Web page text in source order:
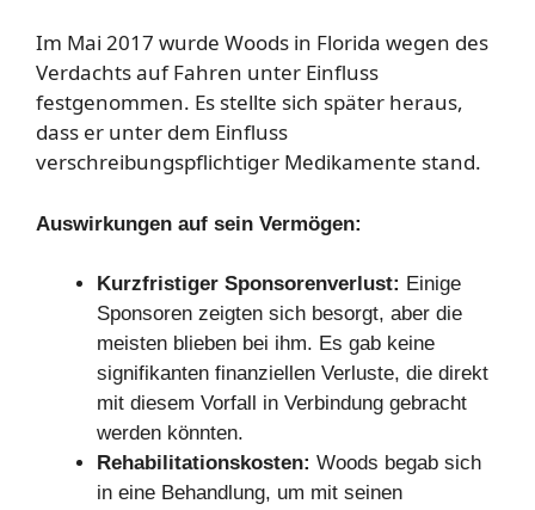
Im Mai 2017 wurde Woods in Florida wegen des
Verdachts auf Fahren unter Einfluss
festgenommen. Es stellte sich später heraus,
dass er unter dem Einfluss
verschreibungspflichtiger Medikamente stand.
Auswirkungen auf sein Vermögen:
Kurzfristiger Sponsorenverlust: Einige
Sponsoren zeigten sich besorgt, aber die
meisten blieben bei ihm. Es gab keine
signifikanten finanziellen Verluste, die direkt
mit diesem Vorfall in Verbindung gebracht
werden könnten.
Rehabilitationskosten: Woods begab sich
in eine Behandlung, um mit seinen